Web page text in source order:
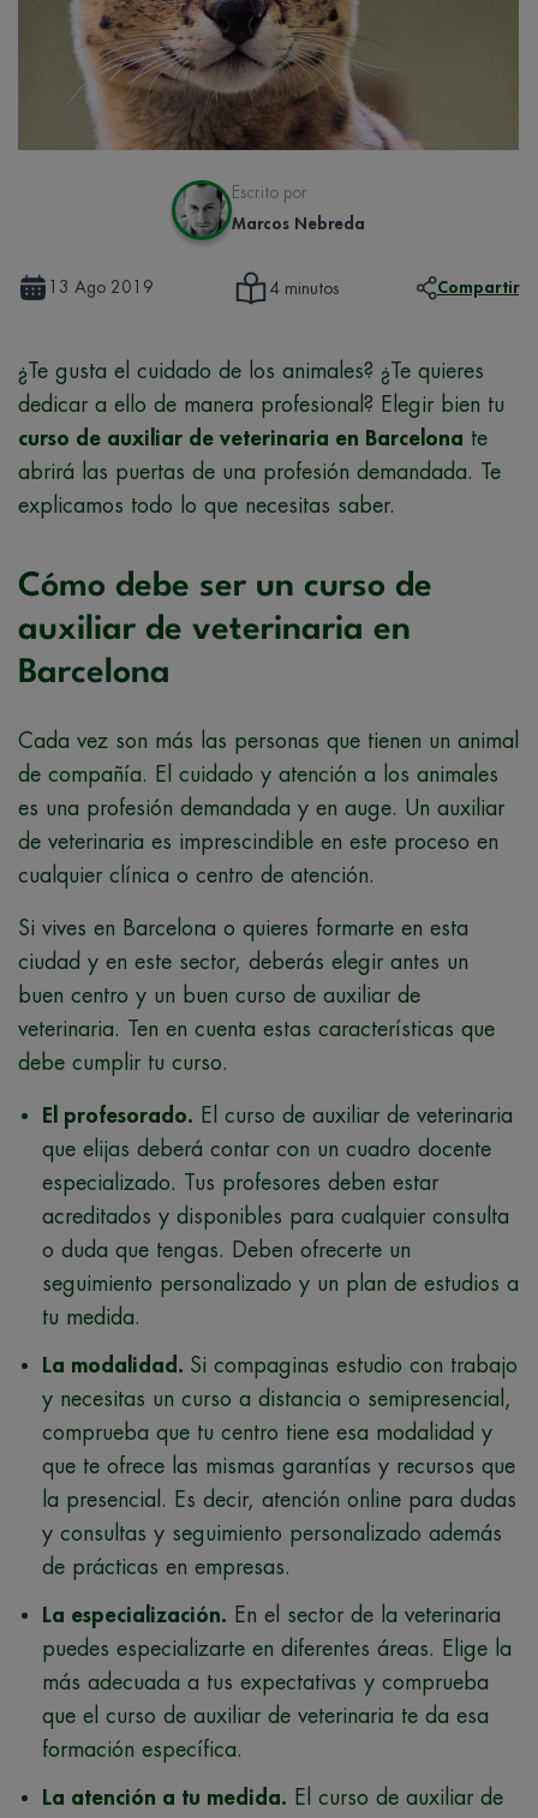
Escrito por
Marcos Nebreda
13 Ago 2019 4 minutos Compartir
¿Te gusta el cuidado de los animales? ¿Te quieres
dedicar a ello de manera profesional? Elegir bien tu
curso de auxiliar de veterinaria en Barcelona te
abrirá las puertas de una profesión demandada. Te
explicamos todo lo que necesitas saber.
Cómo debe ser un curso de
auxiliar de veterinaria en
Barcelona
Cada vez son más las personas que tienen un animal
de compañía. El cuidado y atención a los animales
es una profesión demandada y en auge. Un auxiliar
de veterinaria es imprescindible en este proceso en
cualquier clínica o centro de atención.
Si vives en Barcelona o quieres formarte en esta
ciudad y en este sector, deberás elegir antes un
buen centro y un buen curso de auxiliar de
veterinaria. Ten en cuenta estas características que
debe cumplir tu curso.
El profesorado. El curso de auxiliar de veterinaria
que elijas deberá contar con un cuadro docente
especializado. Tus profesores deben estar
acreditados y disponibles para cualquier consulta
o duda que tengas. Deben ofrecerte un
seguimiento personalizado y un plan de estudios a
tu medida.
La modalidad. Si compaginas estudio con trabajo
y necesitas un curso a distancia o semipresencial,
comprueba que tu centro tiene esa modalidad y
que te ofrece las mismas garantías y recursos que
la presencial. Es decir, atención online para dudas
y consultas y seguimiento personalizado además
de prácticas en empresas.
La especialización. En el sector de la veterinaria
puedes especializarte en diferentes áreas. Elige la
más adecuada a tus expectativas y comprueba
que el curso de auxiliar de veterinaria te da esa
formación específica.
La atención a tu medida. El curso de auxiliar de